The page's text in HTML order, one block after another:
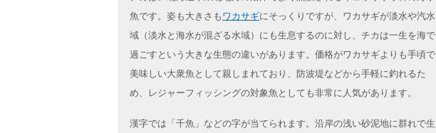
魚です。姿も大きさも ワカサギにそっくりですが、ワカサギが淡水や汽水
域（淡水と海水が混ざる水域）にも生息するのに対し、チカは一生を海で
過ごすという大きな生態の違いがあります。価格がワカサギよりも手頃で
美味しい大衆魚として親しまれており、防波堤などから手軽に釣れるた
め、レジャーフィッシングの対象魚としても非常に人気があります。
漢字では「千魚」などの字が当てられます。沿岸の浅い砂泥地に群れで生